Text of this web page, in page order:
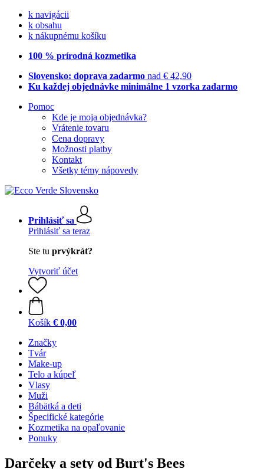
k navigácii
k obsahu
k nákupnému košíku
100 % prírodná kozmetika
Slovensko: doprava zadarmo nad € 42,90
Ku každej objednávke minimálne 1 vzorka zadarmo
Pomoc
Kde je moja objednávka?
Vrátenie tovaru
Cena dopravy
Možnosti platby
Kontakt
Všetky témy nápovedy
Prihlásiť sa
Prihlásiť sa teraz
Ste tu prvýkrát?
Vytvoriť účet
Košík € 0,00
Značky
Tvár
Make-up
Telo a kúpeľ
Vlasy
Muži
Bábätká a deti
Špecifické kategórie
Kozmetika na opaľovanie
Ponuky
Darčeky a sety od Burt's Bees